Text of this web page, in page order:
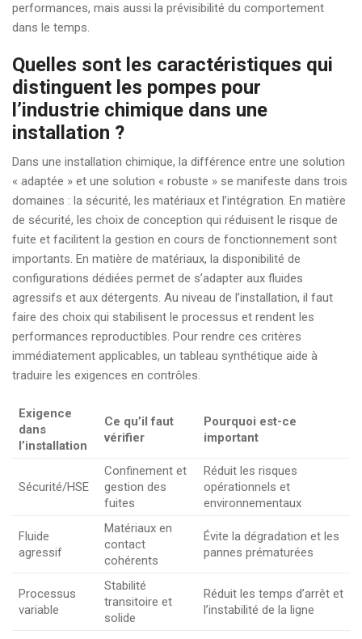
performances, mais aussi la prévisibilité du comportement
dans le temps.
Quelles sont les caractéristiques qui
distinguent les pompes pour
l’industrie chimique dans une
installation ?
Dans une installation chimique, la différence entre une solution
« adaptée » et une solution « robuste » se manifeste dans trois
domaines : la sécurité, les matériaux et l’intégration. En matière
de sécurité, les choix de conception qui réduisent le risque de
fuite et facilitent la gestion en cours de fonctionnement sont
importants. En matière de matériaux, la disponibilité de
configurations dédiées permet de s’adapter aux fluides
agressifs et aux détergents. Au niveau de l’installation, il faut
faire des choix qui stabilisent le processus et rendent les
performances reproductibles. Pour rendre ces critères
immédiatement applicables, un tableau synthétique aide à
traduire les exigences en contrôles.
Exigence
dans
l’installation
Ce qu’il faut
vérifier
Pourquoi est-ce
important
Sécurité/HSE
Confinement et
gestion des
fuites
Réduit les risques
opérationnels et
environnementaux
Fluide
agressif
Matériaux en
contact
cohérents
Évite la dégradation et les
pannes prématurées
Processus
variable
Stabilité
transitoire et
solide
Réduit les temps d’arrêt et
l’instabilité de la ligne